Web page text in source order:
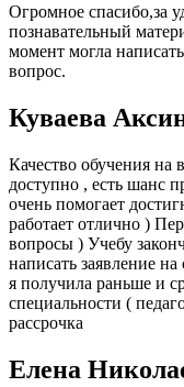
Огромное спасибо,за
познавательный
момент могла
вопрос.
Куваева
Качество обучения на
доступно , есть шанс
очень помогает
работает отлично )
вопросы ) Учебу
написать заявление
я получила раньше и
специальности (
рассрочка
Елена